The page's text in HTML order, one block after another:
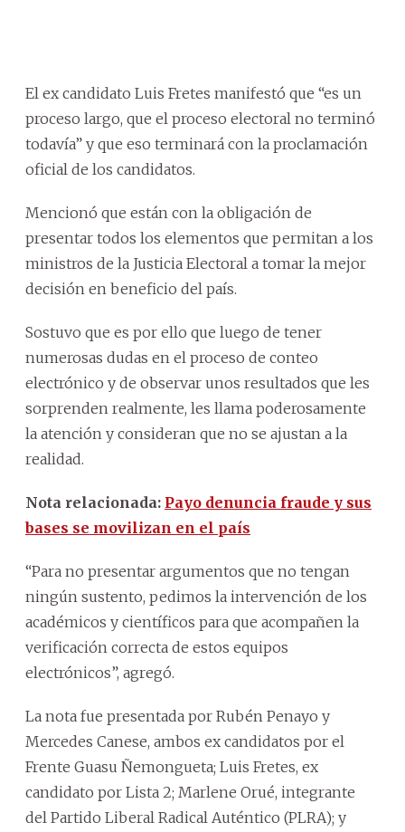
El ex candidato Luis Fretes manifestó que “es un
proceso largo, que el proceso electoral no terminó
todavía” y que eso terminará con la proclamación
oficial de los candidatos.
Mencionó que están con la obligación de
presentar todos los elementos que permitan a los
ministros de la Justicia Electoral a tomar la mejor
decisión en beneficio del país.
Sostuvo que es por ello que luego de tener
numerosas dudas en el proceso de conteo
electrónico y de observar unos resultados que les
sorprenden realmente, les llama poderosamente
la atención y consideran que no se ajustan a la
realidad.
Nota relacionada: Payo denuncia fraude y sus
bases se movilizan en el país
“Para no presentar argumentos que no tengan
ningún sustento, pedimos la intervención de los
académicos y científicos para que acompañen la
verificación correcta de estos equipos
electrónicos”, agregó.
La nota fue presentada por Rubén Penayo y
Mercedes Canese, ambos ex candidatos por el
Frente Guasu Ñemongueta; Luis Fretes, ex
candidato por Lista 2; Marlene Orué, integrante
del Partido Liberal Radical Auténtico (PLRA); y